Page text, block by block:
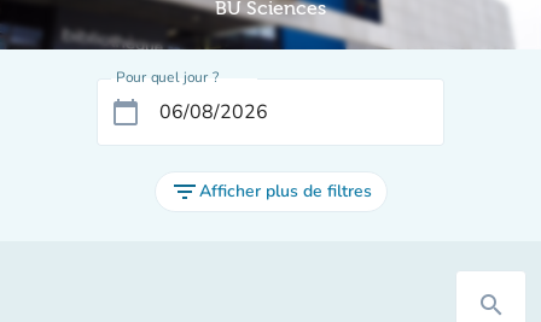
BU Sciences
Pour quel jour ?
calendar_today
filter_listAfficher plus de filtres
search